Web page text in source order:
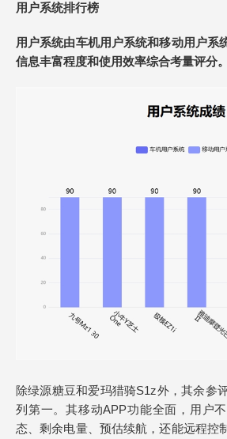
用户系统排行榜
用户系统由车机用户系统和移动用户系
信息丰富程度和使用效率综合考量评分。
除绿源糖豆和爱玛猎骑S1z外，其余参
列第一。其移动APP功能全面，用户
态、剩余电量、预估续航，还能远程控